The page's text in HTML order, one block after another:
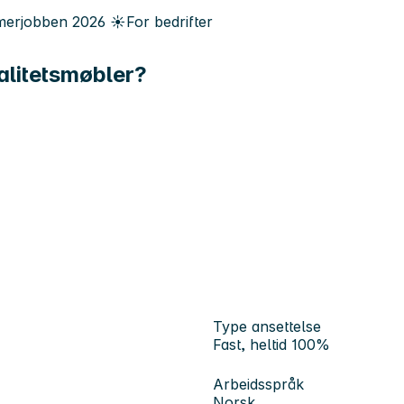
2026 ☀️For bedrifter
Type ansettelse
Fast, heltid 100%
Arbeidsspråk